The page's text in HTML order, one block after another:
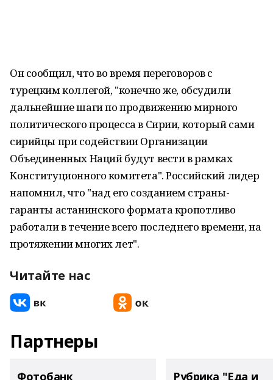
Он сообщил, что во время переговоров с
турецким коллегой, "конечно же, обсудили
дальнейшие шаги по продвижению мирного
политического процесса в Сирии, который сами
сирийцы при содействии Организации
Объединенных Наций будут вести в рамках
Конституционного комитета". Российский лидер
напомнил, что "над его созданием страны-
гаранты астанинского формата кропотливо
работали в течение всего последнего времени, на
протяжении многих лет".
Читайте нас
Партнеры
Фотобанк Рубрика "Еда и